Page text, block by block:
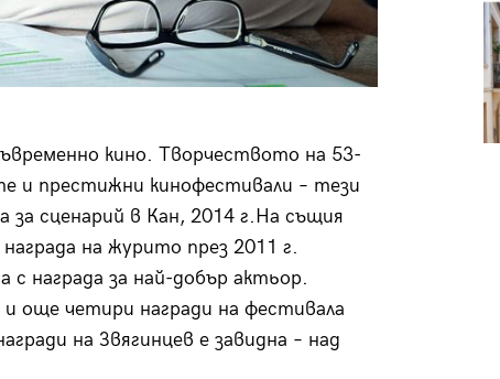
кино. Творчеството на 53-
и престижни кинофестивали – тези
за сценарий в Кан, 2014 г.На същия
на журито през 2011 г.
с награда за най-добър актьор.
още четири награди на фестивала
на Звягинцев е завидна – над